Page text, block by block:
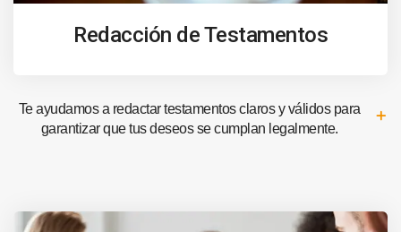
Redacción de Testamentos
Te ayudamos a redactar testamentos claros y válidos para
garantizar que tus deseos se cumplan legalmente.